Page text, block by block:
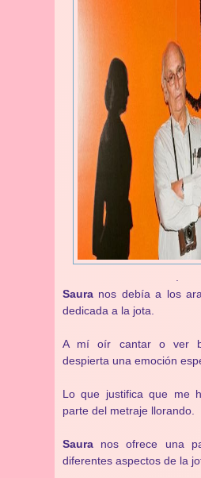
Saura nos debía a los
dedicada a la jota.
A mí oír cantar o ver
despierta una emoción
Lo que justifica que me
parte del metraje llorando.
Saura nos ofrece una
diferentes aspectos de la